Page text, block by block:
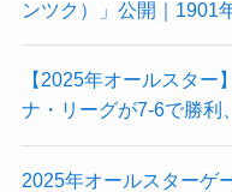
ンツク）」公開｜1901
【2025年オールスタ
ナ・リーグが7-6で勝利
2025年オールスターゲ